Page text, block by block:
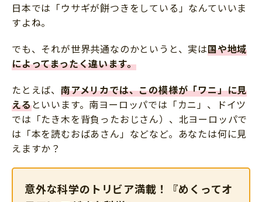
日本では「ウサギが餅つきをしている」なんていいま
すよね。
でも、それが世界共通なのかというと、実は国や地域
によってまったく違います。
たとえば、 南アメリカでは、この模様が「ワニ」に見
えるといいます。南ヨーロッパでは「カニ」、ドイツ
では「たき木を背負ったおじさん）、北ヨーロッパで
は「本を読むおばあさん」などなど。あなたは何に見
えますか？
意外な科学のトリビア満載！『めくってオ